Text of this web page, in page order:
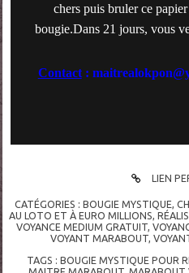
chers puis bruler ce
bougie.Dans 21 jours, vous
Contact:
LIEN
CATÉGORIES :BOUGIE MYSTIQUE,
AU LOTO ET À EURO MILLIONS,
VOYANCE MEDIUM GRATUIT,
VOYANT MARABOUT,
TAGS : BOUGIE MYSTIQUE POUR